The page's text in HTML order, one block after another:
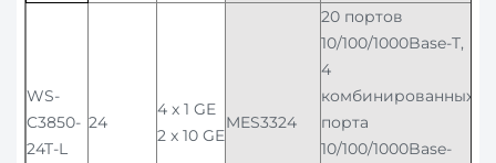
WS-
C3850-
24T-L
24
4 x 1 GE
2 x 10 GE
MES3324
20 портов
10/100/1000Base-T,
4
комбинированных
порта
10/100/1000Base-